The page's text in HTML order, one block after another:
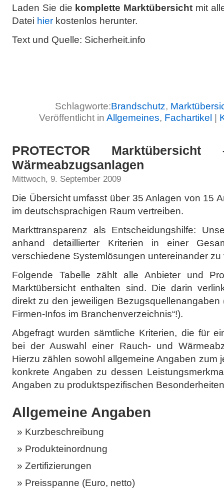
Laden Sie die komplette Marktübersicht mit
Datei hier kostenlos herunter.
Text und Quelle: Sicherheit.info
Schlagworte:Brandschutz,
Veröffentlicht in Allgemeines, Fachartikel |
PROTECTOR
Wärmeabzugsanlagen
Mittwoch, 9. September 2009
Die Übersicht umfasst über 35 Anlagen von 15
im deutschsprachigen Raum vertreiben.
Markttransparenz als Entscheidungshilfe:
anhand detaillierter Kriterien in einer
verschiedene Systemlösungen untereinander zu
Folgende Tabelle zählt alle Anbieter und
Marktübersicht enthalten sind. Die darin
direkt zu den jeweiligen Bezugsquellenangaben
Firmen-Infos im Branchenverzeichnis“!).
Abgefragt wurden sämtliche Kriterien, die für
bei der Auswahl einer Rauch- und
Hierzu zählen sowohl allgemeine Angaben zum
konkrete Angaben zu dessen
Angaben zu produktspezifischen
Allgemeine Angaben
Kurzbeschreibung
Produkteinordnung
Zertifizierungen
Preisspanne (Euro, netto)